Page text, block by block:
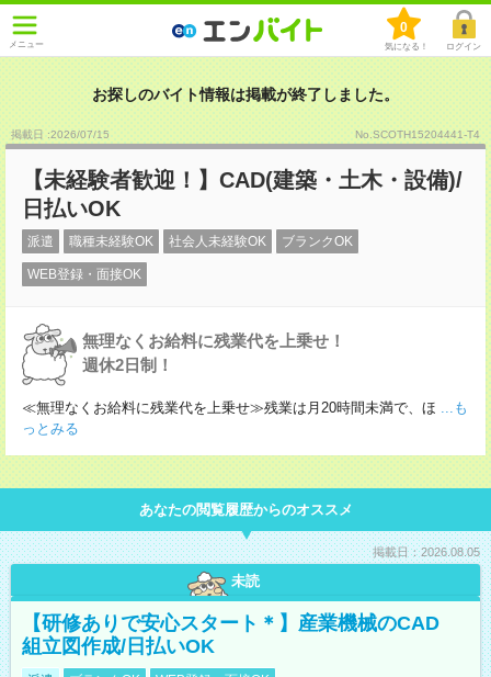
メニュー
0
気になる！ ログイン
お探しのバイト情報は掲載が終了しました。
掲載日 :2026/07/15 No.SCOTH15204441-T4
【未経験者歓迎！】CAD(建築・土木・設備)/
日払いOK
派遣 職種未経験OK 社会人未経験OK ブランクOK
WEB登録・面接OK
無理なくお給料に残業代を上乗せ！
週休2日制！
≪無理なくお給料に残業代を上乗せ≫残業は月20時間未満で、ほ ...も
っとみる
あなたの閲覧履歴からのオススメ
掲載日：2026.08.05
未読
【研修ありで安心スタート＊】産業機械のCAD
組立図作成/日払いOK